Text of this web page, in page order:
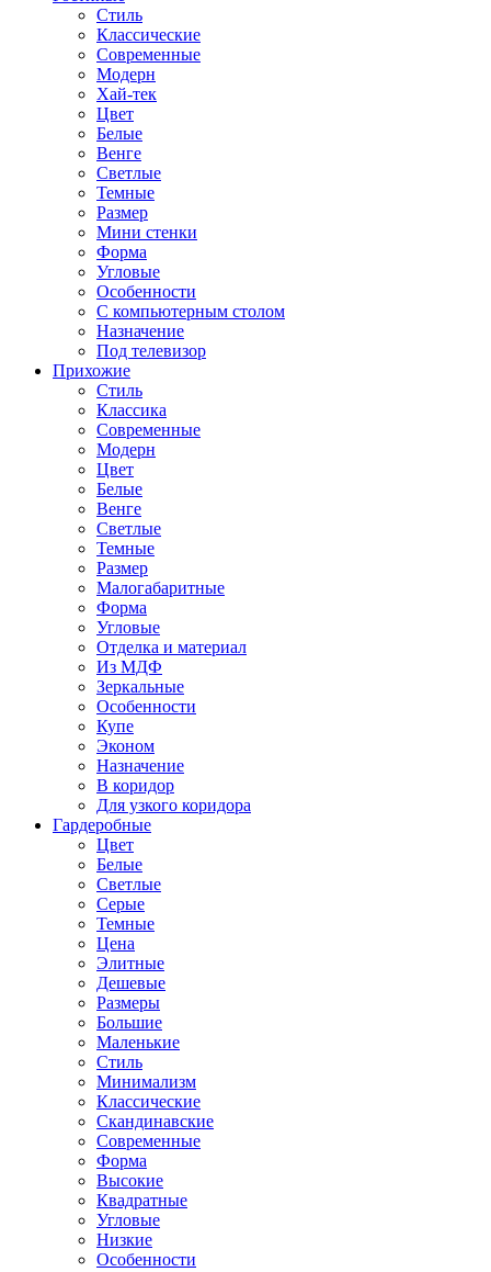
Стиль
Классические
Современные
Модерн
Хай-тек
Цвет
Белые
Венге
Светлые
Темные
Размер
Мини стенки
Форма
Угловые
Особенности
С компьютерным столом
Назначение
Под телевизор
Прихожие
Стиль
Классика
Современные
Модерн
Цвет
Белые
Венге
Светлые
Темные
Размер
Малогабаритные
Форма
Угловые
Отделка и материал
Из МДФ
Зеркальные
Особенности
Купе
Эконом
Назначение
В коридор
Для узкого коридора
Гардеробные
Цвет
Белые
Светлые
Серые
Темные
Цена
Элитные
Дешевые
Размеры
Большие
Маленькие
Стиль
Минимализм
Классические
Скандинавские
Современные
Форма
Высокие
Квадратные
Угловые
Низкие
Особенности